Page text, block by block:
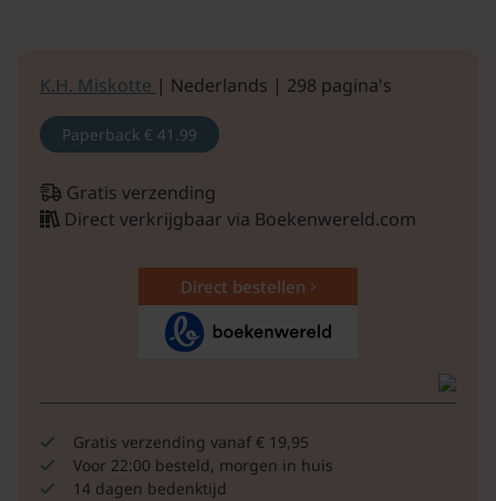
K.H. Miskotte | Nederlands | 298 pagina's
Paperback € 41.99
Gratis verzending
Direct verkrijgbaar via Boekenwereld.com
Direct bestellen
Gratis verzending vanaf € 19,95
Voor 22:00 besteld, morgen in huis
14 dagen bedenktijd